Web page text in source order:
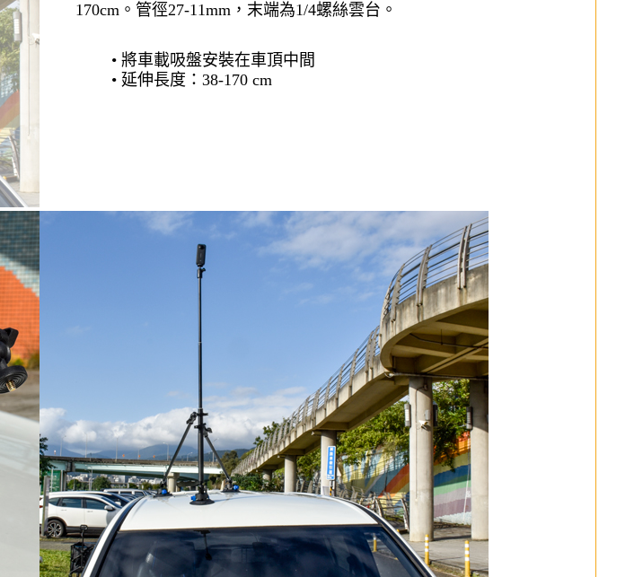
170cm。管徑27-11mm，末端為1/4螺絲雲台。
• 將車載吸盤安裝在車頂中間
• 延伸長度：38-170 cm